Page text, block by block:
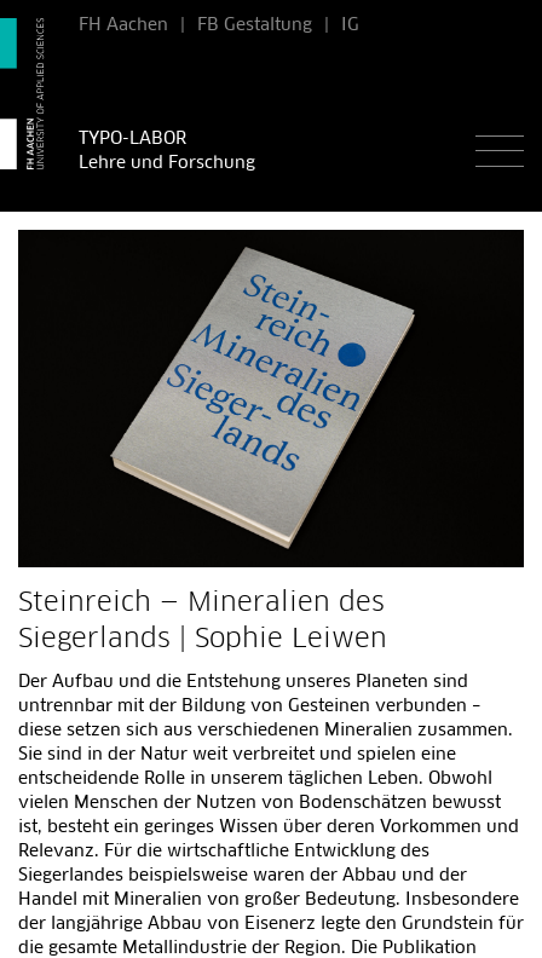
FH Aachen FB Gestaltung IG
TYPO-LABOR
Lehre und Forschung
Steinreich — Mineralien des
Siegerlands | Sophie Leiwen
Der Aufbau und die Entstehung unseres Planeten sind
untrennbar mit der Bildung von Gesteinen verbunden –
diese setzen sich aus verschiedenen Mineralien zusammen.
Sie sind in der Natur weit verbreitet und spielen eine
entscheidende Rolle in unserem täglichen Leben. Obwohl
vielen Menschen der Nutzen von Bodenschätzen bewusst
ist, besteht ein geringes Wissen über deren Vorkommen und
Relevanz. Für die wirtschaftliche Entwicklung des
Siegerlandes beispielsweise waren der Abbau und der
Handel mit Mineralien von großer Bedeutung. Insbesondere
der langjährige Abbau von Eisenerz legte den Grundstein für
die gesamte Metallindustrie der Region. Die Publikation